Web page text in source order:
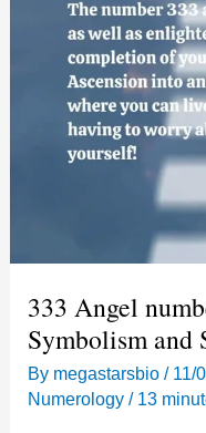
333 Angel
Symbolism
By megastarsbio/ 11/
Numerology / 13